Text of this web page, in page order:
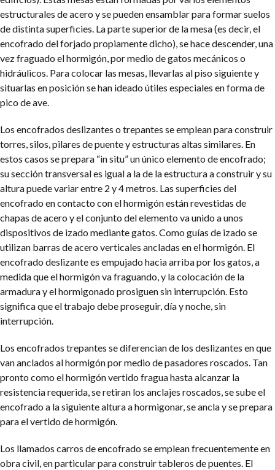
estructurales de acero y se pueden ensamblar para formar suelos
de distinta superficies. La parte superior de la mesa (es decir, el
encofrado del forjado propiamente dicho), se hace descender, una
vez fraguado el hormigón, por medio de gatos mecánicos o
hidráulicos. Para colocar las mesas, llevarlas al piso siguiente y
situarlas en posición se han ideado útiles especiales en forma de
pico de ave.
Los encofrados deslizantes o trepantes se emplean para construir
torres, silos, pilares de puente y estructuras altas similares. En
estos casos se prepara “in situ” un único elemento de encofrado;
su sección transversal es igual a la de la estructura a construir y su
altura puede variar entre 2 y 4 metros. Las superficies del
encofrado en contacto con el hormigón están revestidas de
chapas de acero y el conjunto del elemento va unido a unos
dispositivos de izado mediante gatos. Como guías de izado se
utilizan barras de acero verticales ancladas en el hormigón. El
encofrado deslizante es empujado hacia arriba por los gatos, a
medida que el hormigón va fraguando, y la colocación de la
armadura y el hormigonado prosiguen sin interrupción. Esto
significa que el trabajo debe proseguir, día y noche, sin
interrupción.
Los encofrados trepantes se diferencian de los deslizantes en que
van anclados al hormigón por medio de pasadores roscados. Tan
pronto como el hormigón vertido fragua hasta alcanzar la
resistencia requerida, se retiran los anclajes roscados, se sube el
encofrado a la siguiente altura a hormigonar, se ancla y se prepara
para el vertido de hormigón.
Los llamados carros de encofrado se emplean frecuentemente en
obra civil, en particular para construir tableros de puentes. El